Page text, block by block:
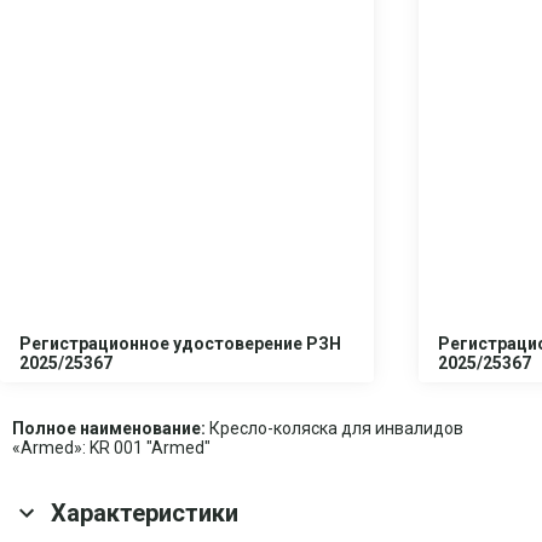
Регистрационное удостоверение РЗН
2025/25367
2025/25367
Полное наименование: Кресло-коляска для инвалидов
«Armed»: KR 001 "Armed"
Характеристики